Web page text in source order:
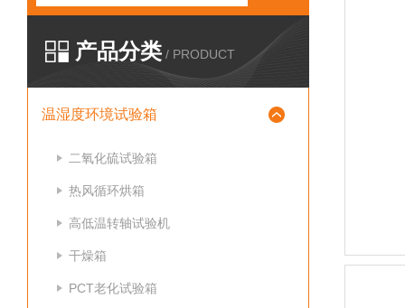
产品分类 / PRODUCT
温湿度环境试验箱
二氧化硫试验箱
热风循环烘箱
高低温转轴试验机
干燥箱
PCT老化试验箱